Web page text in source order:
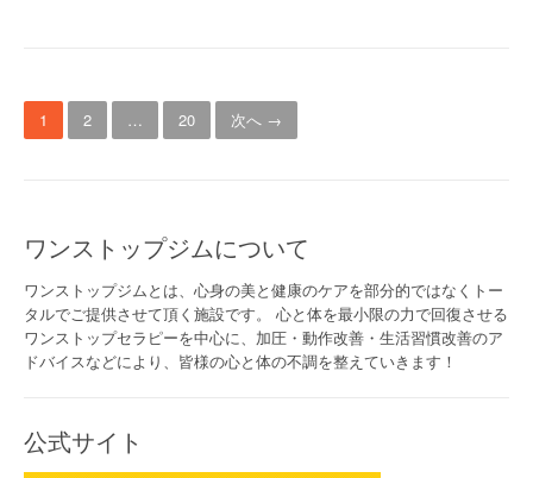
投
稿
ビ
ゲ
ー
シ
ン
1 2 … 20 次へ →
ワンストップジムについて
ワンストップジムとは、心身の美と健康のケアを部分的ではなくトー
タルでご提供させて頂く施設です。 心と体を最小限の力で回復させる
ワンストップセラピーを中心に、加圧・動作改善・生活習慣改善のア
ドバイスなどにより、皆様の心と体の不調を整えていきます！
公式サイト